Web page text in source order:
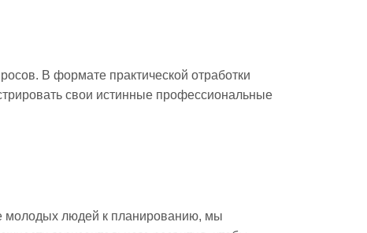
В формате практической отработки
свои истинные профессиональные
молодых людей к планированию, мы